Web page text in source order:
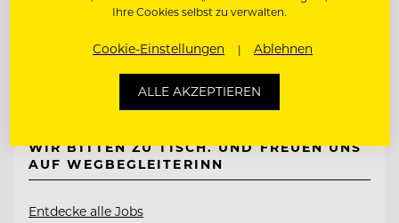
8172 Heilbrunn, Österreich
RESTAURANTLEITUNG STELLVERTRETUNG
WIR BITTEN ZU TISCH. UND FREUEN UNS
AUF WEGBEGLEITERINN
Entdecke alle Jobs
Ihre Cookies selbst zu verwalten.
Cookie-Einstellungen Ablehnen
ALLE AKZEPTIEREN